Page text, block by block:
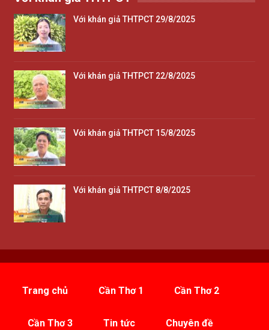
Với khán giả THTPCT 29/8/2025
Với khán giả THTPCT 22/8/2025
Với khán giả THTPCT 15/8/2025
Với khán giả THTPCT 8/8/2025
Trang chủ Cần Thơ 1 Cần Thơ 2
Cần Thơ 3 Tin tức Chuyên đề